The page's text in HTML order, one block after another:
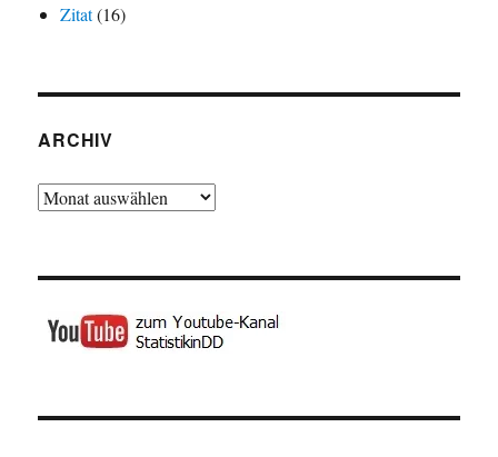
Zitat(16)
ARCHIV
Archiv